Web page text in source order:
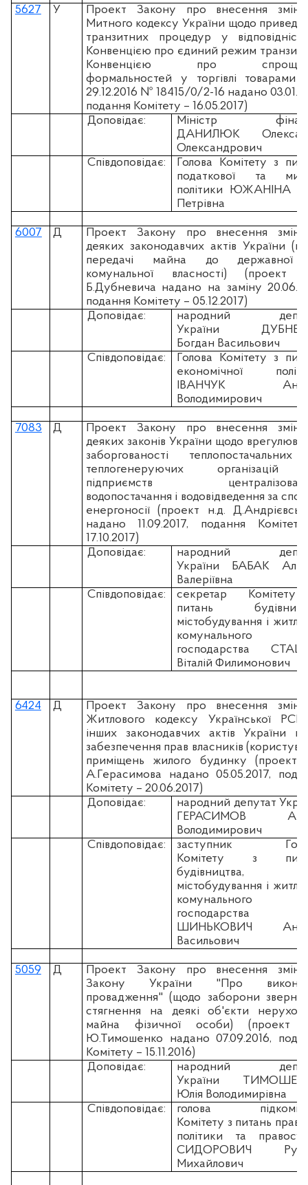
5627 У
Проект Закону про внесення змін
Митного кодексу України щодо
транзитних процедур у
Конвенцією про єдиний режим
Конвенцією про
формальностей у торгівлі товарами
29.12.2016 № 18415/0/2-16 надано
подання Комітету – 16.05.2017)
Доповідає:
Міністр
ДАНИЛЮК
Олександрович
Співдоповідає:
Голова Комітету з
податкової та
політики ЮЖАНІНА
Петрівна
6007 Д
Проект Закону про внесення змін
деяких законодавчих актів України
передачі майна до державної
комунальної власності) (проект
Б.Дубневича надано на заміну
подання Комітету – 05.12.2017)
Доповідає:
народний
України
Богдан Васильович
Співдоповідає:
Голова Комітету з
економічної
ІВАНЧУК
Володимирович
7083 Д
Проект Закону про внесення змін
деяких законів України щодо
заборгованості
теплогенеруючих організацій
підприємств
водопостачання і водовідведення за
енергоносії (проект н.д.
надано 11.09.2017, подання
17.10.2017)
Доповідає:
народний
України БАБАК
Валеріївна
Співдоповідає:
секретар
питань
містобудування і
комунального
господарства
Віталій Филимонович
6424 Д
Проект Закону про внесення змін
Житлового кодексу Української
інших законодавчих актів України
забезпечення прав власників
приміщень жилого будинку (проект
А.Герасимова надано 05.05.2017,
Комітету – 20.06.2017)
Доповідає:
народний депутат
ГЕРАСИМОВ
Володимирович
Співдоповідає:
заступник
Комітету з
будівництва,
містобудування і
комунального
господарства
ШИНЬКОВИЧ
Васильович
5059 Д
Проект Закону про внесення змін
Закону України "Про
провадження" (щодо заборони
стягнення на деякі об'єкти
майна фізичної особи) (проект
Ю.Тимошенко надано 07.09.2016,
Комітету – 15.11.2016)
Доповідає:
народний
України
Юлія Володимирівна
Співдоповідає:
голова
Комітету з питань
політики та
СИДОРОВИЧ
Михайлович